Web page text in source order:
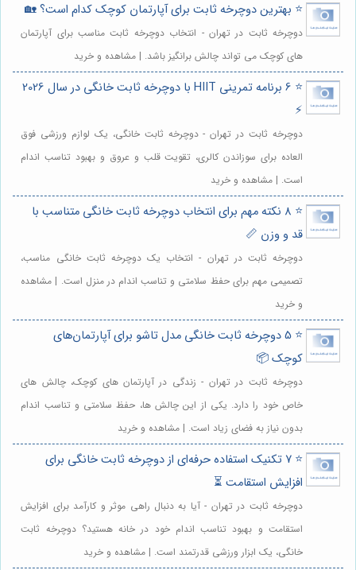
⭐️ بهترین دوچرخه ثابت برای آپارتمان کوچک کدام است؟ 🏡
دوچرخه ثابت در تهران - انتخاب دوچرخه ثابت مناسب برای آپارتمان
های کوچک می تواند چالش برانگیز باشد. | مشاهده و خرید
⭐️ 6 برنامه تمرینی HIIT با دوچرخه ثابت خانگی در سال 2026
⚡️
دوچرخه ثابت در تهران - دوچرخه ثابت خانگی، یک لوازم ورزشی فوق
العاده برای سوزاندن کالری، تقویت قلب و عروق و بهبود تناسب اندام
است. | مشاهده و خرید
⭐️ 8 نکته مهم برای انتخاب دوچرخه ثابت خانگی متناسب با
قد و وزن 📏
دوچرخه ثابت در تهران - انتخاب یک دوچرخه ثابت خانگی مناسب،
تصمیمی مهم برای حفظ سلامتی و تناسب اندام در منزل است. | مشاهده
و خرید
⭐️ 5 دوچرخه ثابت خانگی مدل تاشو برای آپارتمان‌های
کوچک 📦
دوچرخه ثابت در تهران - زندگی در آپارتمان های کوچک، چالش های
خاص خود را دارد. یکی از این چالش ها، حفظ سلامتی و تناسب اندام
بدون نیاز به فضای زیاد است. | مشاهده و خرید
⭐️ 7 تکنیک استفاده حرفه‌ای از دوچرخه ثابت خانگی برای
افزایش استقامت ⏳
دوچرخه ثابت در تهران - آیا به دنبال راهی موثر و کارآمد برای افزایش
استقامت و بهبود تناسب اندام خود در خانه هستید؟ دوچرخه ثابت
خانگی، یک ابزار ورزشی قدرتمند است. | مشاهده و خرید